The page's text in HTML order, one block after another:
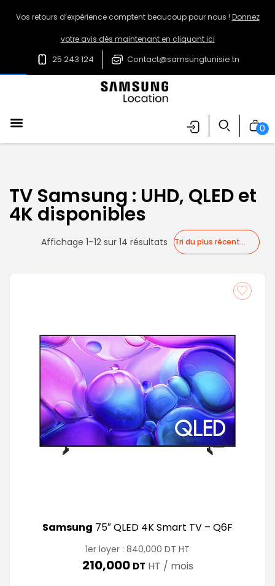
Vos retours d’expérience comptent beaucoup pour nous ! Donnez
votre avis dés maintenant en cliquant ici
25 243 124 Contact@samsungtunisie.tn
0
TV Samsung : UHD, QLED et
4K disponibles
Affichage 1–12 sur 14 résultats
Samsung 75″ QLED 4K Smart TV – Q6F
1er loyer : 840,000 DT HT
210,000 DT HT / mois